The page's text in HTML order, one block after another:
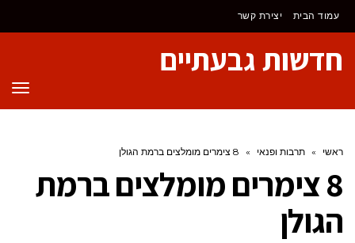
לתוכן
עמוד הבית יצירת קשר
חדשות גבעתיים
ראשי » תרבות ופנאי » 8 צימרים מומלצים ברמת הגולן
8 צימרים מומלצים ברמת
הגולן